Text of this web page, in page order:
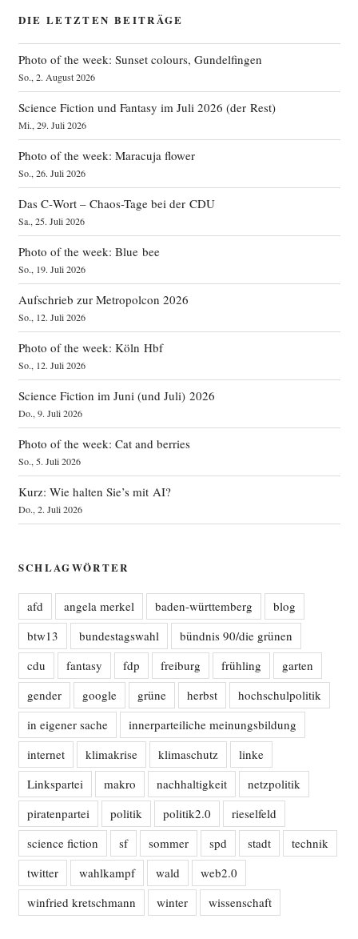
DIE LETZTEN BEITRÄGE
Photo of the week: Sunset colours, Gundelfingen
So., 2. August 2026
Science Fiction und Fantasy im Juli 2026 (der Rest)
Mi., 29. Juli 2026
Photo of the week: Maracuja flower
So., 26. Juli 2026
Das C‑Wort – Chaos-Tage bei der CDU
Sa., 25. Juli 2026
Photo of the week: Blue bee
So., 19. Juli 2026
Aufschrieb zur Metropolcon 2026
So., 12. Juli 2026
Photo of the week: Köln Hbf
So., 12. Juli 2026
Science Fiction im Juni (und Juli) 2026
Do., 9. Juli 2026
Photo of the week: Cat and berries
So., 5. Juli 2026
Kurz: Wie halten Sie’s mit AI?
Do., 2. Juli 2026
SCHLAGWÖRTER
afd angela merkel baden-württemberg
blog
btw13
bundestagswahl
bündnis 90/die grünen
cdu
fantasy fdp freiburg frühling
garten
gender
google grüne herbst
hochschulpolitik
in eigener sache
innerparteiliche meinungsbildung
internet
klimakrise klimaschutz
linke
Linkspartei
makro nachhaltigkeit
netzpolitik
piratenpartei
politik politik2.0
rieselfeld
science fiction
sf sommer spd stadt
technik
twitter
wahlkampf wald
web2.0
winfried kretschmann
winter wissenschaft